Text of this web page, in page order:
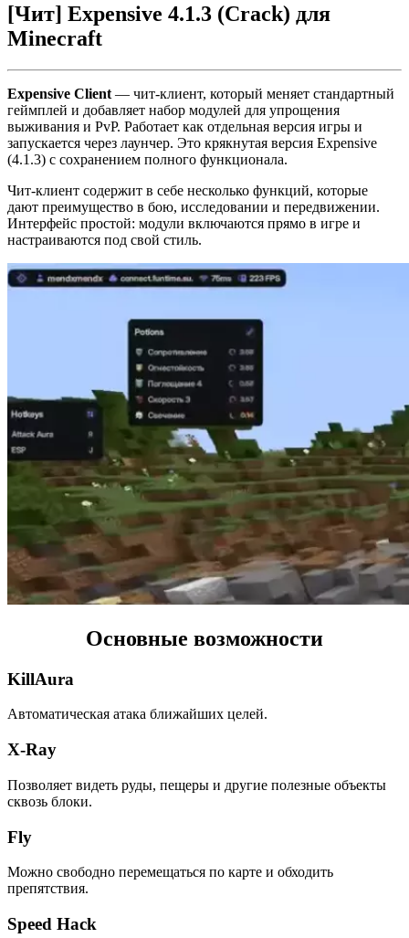
[Чит] Expensive 4.1.3 (Crack) для
Minecraft
Expensive Client — чит-клиент, который меняет стандартный
геймплей и добавляет набор модулей для упрощения
выживания и PvP. Работает как отдельная версия игры и
запускается через лаунчер. Это крякнутая версия Expensive
(4.1.3) с сохранением полного функционала.
Чит-клиент содержит в себе несколько функций, которые
дают преимущество в бою, исследовании и передвижении.
Интерфейс простой: модули включаются прямо в игре и
настраиваются под свой стиль.
Основные возможности
KillAura
Автоматическая атака ближайших целей.
X-Ray
Позволяет видеть руды, пещеры и другие полезные объекты
сквозь блоки.
Fly
Можно свободно перемещаться по карте и обходить
препятствия.
Speed Hack